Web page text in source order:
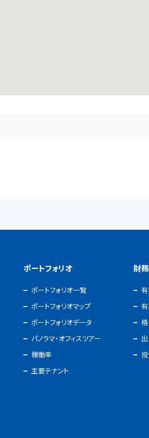
ポートフォリオ
ポートフォリオ一覧
ポートフォリオマップ
ポートフォリオデータ
パノラマ・オフィスツアー
稼働率
主要テナント
財